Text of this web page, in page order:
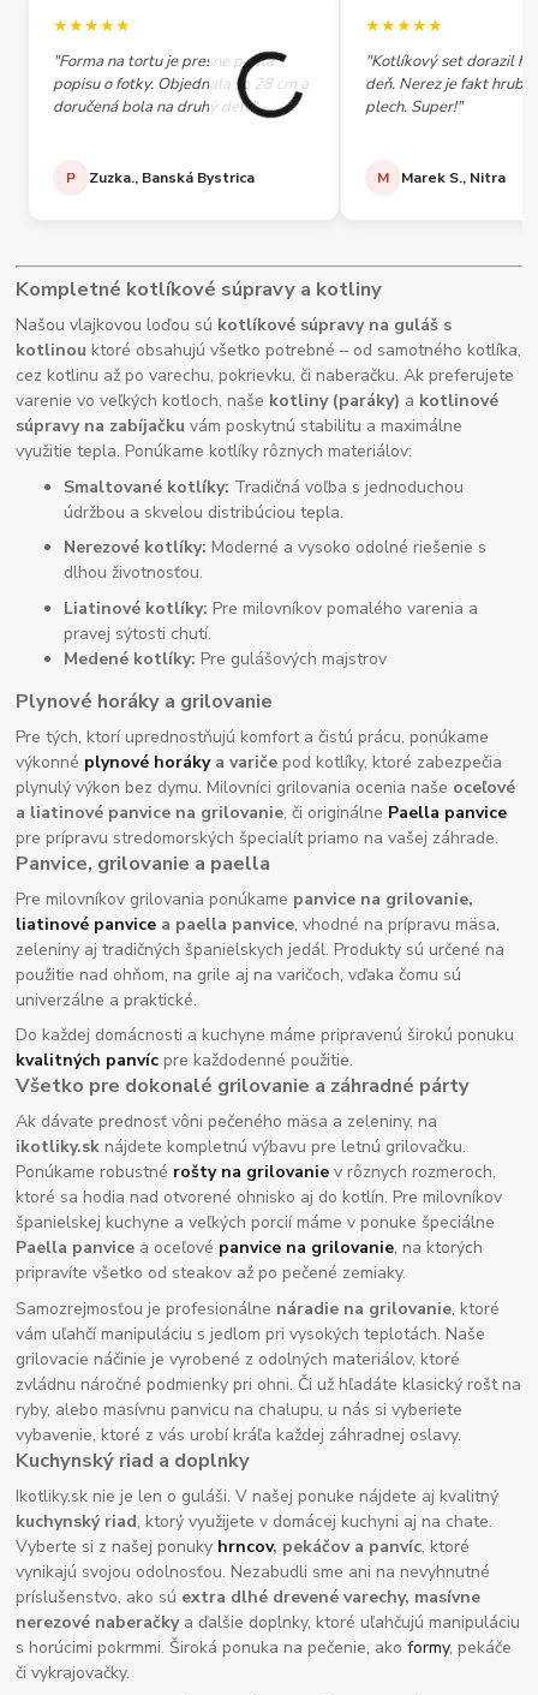
★★★★★
"Forma na tortu je presne podľa
popisu o fotky. Objednala so 28 cm a
doručená bola na druhý deň."
P Zuzka., Banská Bystrica
★★★★★
"Kotlíkový set dorazil
deň. Nerez je fakt
plech. Super!"
M Marek S., Nitra
Kompletné kotlíkové súpravy a kotliny
Našou vlajkovou loďou sú kotlíkové súpravy na guláš s
kotlinou ktoré obsahujú všetko potrebné – od samotného kotlíka,
cez kotlinu až po varechu, pokrievku, či naberačku. Ak preferujete
varenie vo veľkých kotloch, naše kotliny (paráky) a kotlinové
súpravy na zabíjačku vám poskytnú stabilitu a maximálne
využitie tepla. Ponúkame kotlíky rôznych materiálov:
Smaltované kotlíky: Tradičná voľba s jednoduchou
údržbou a skvelou distribúciou tepla.
Nerezové kotlíky: Moderné a vysoko odolné riešenie s
dlhou životnosťou.
Liatinové kotlíky: Pre milovníkov pomalého varenia a
pravej sýtosti chutí.
Medené kotlíky: Pre gulášových majstrov
Plynové horáky a grilovanie
Pre tých, ktorí uprednostňujú komfort a čistú prácu, ponúkame
výkonné plynové horákya variče pod kotlíky, ktoré zabezpečia
plynulý výkon bez dymu. Milovníci grilovania ocenia naše oceľové
a liatinové panvice na grilovanie, či originálne Paella panvice
pre prípravu stredomorských špecialít priamo na vašej záhrade.
Panvice, grilovanie a paella
Pre milovníkov grilovania ponúkame panvice na grilovanie,
liatinové panvice a paella panvice, vhodné na prípravu mäsa,
zeleniny aj tradičných španielskych jedál. Produkty sú určené na
použitie nad ohňom, na grile aj na varičoch, vďaka čomu sú
univerzálne a praktické.
Do každej domácnosti a kuchyne máme pripravenú širokú ponuku
kvalitných panvíc pre každodenné použitie.
Všetko pre dokonalé grilovanie a záhradné párty
Ak dávate prednosť vôni pečeného mäsa a zeleniny, na
ikotliky.sk nájdete kompletnú výbavu pre letnú grilovačku.
Ponúkame robustné rošty na grilovanie v rôznych rozmeroch,
ktoré sa hodia nad otvorené ohnisko aj do kotlín. Pre milovníkov
španielskej kuchyne a veľkých porcií máme v ponuke špeciálne
Paella panvice a oceľové panvice na grilovanie, na ktorých
pripravíte všetko od steakov až po pečené zemiaky.
Samozrejmosťou je profesionálne náradie na grilovanie, ktoré
vám uľahčí manipuláciu s jedlom pri vysokých teplotách. Naše
grilovacie náčinie je vyrobené z odolných materiálov, ktoré
zvládnu náročné podmienky pri ohni. Či už hľadáte klasický rošt na
ryby, alebo masívnu panvicu na chalupu, u nás si vyberiete
vybavenie, ktoré z vás urobí kráľa každej záhradnej oslavy.
Kuchynský riad a doplnky
Ikotliky.sk nie je len o guláši. V našej ponuke nájdete aj kvalitný
kuchynský riad, ktorý využijete v domácej kuchyni aj na chate.
Vyberte si z našej ponuky hrncov, pekáčov a panvíc, ktoré
vynikajú svojou odolnosťou. Nezabudli sme ani na nevyhnutné
príslušenstvo, ako sú extra dlhé drevené varechy, masívne
nerezové naberačkya ďalšie doplnky, ktoré uľahčujú manipuláciu
s horúcimi pokrmmi. Široká ponuka na pečenie, akoformy, pekáče
či vykrajovačky.